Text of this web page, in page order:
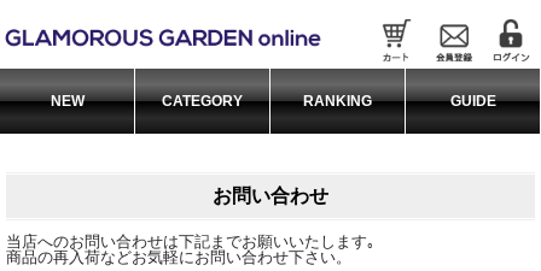
お問い合わせ
当店へのお問い合わせは下記までお願いいたします｡
商品の再入荷などお気軽にお問い合わせ下さい。